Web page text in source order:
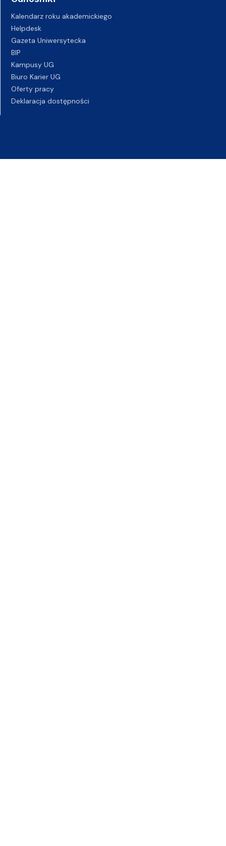
Kalendarz roku akademickiego
Helpdesk
Gazeta Uniwersytecka
BIP
Kampusy UG
Biuro Karier UG
Oferty pracy
Deklaracja dostępności